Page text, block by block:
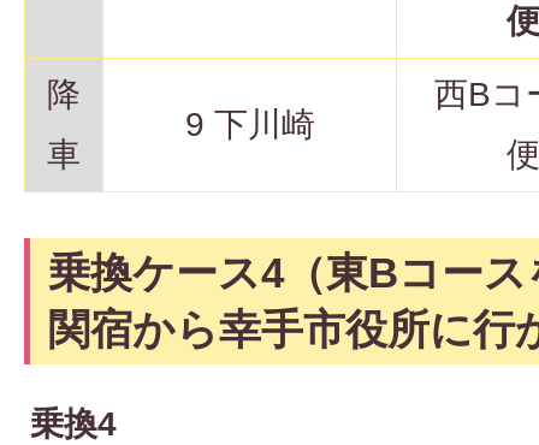
降
車
9 下川崎
西Bコ
乗換ケース4（東Bコー
関宿から幸手市役所に行
乗換4